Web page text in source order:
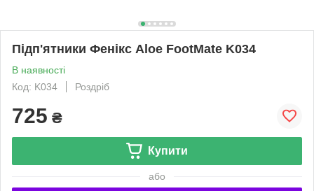
Підп'ятники Фенікс Aloe FootMate K034
В наявності
Код: K034
Роздріб
725 ₴
Купити
або